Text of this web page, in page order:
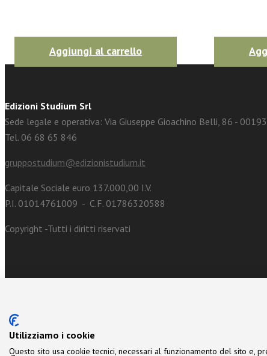
Aggiungi al carrello
Edizioni Studium Srl
Sede legale e operativa: Via Giuseppe Gioachino Belli, 86 -
Tel. 06 68 65 846
gruppostudium@edizionistudium.it
Capitale Sociale euro 137.000,00 I.V.
P.I. 01014761009 - C.F. 01786320588
Copyright -Tutti i diritti riservati
Utilizziamo i cookie
Questo sito usa cookie tecnici, necessari al funzionamento del sito e,